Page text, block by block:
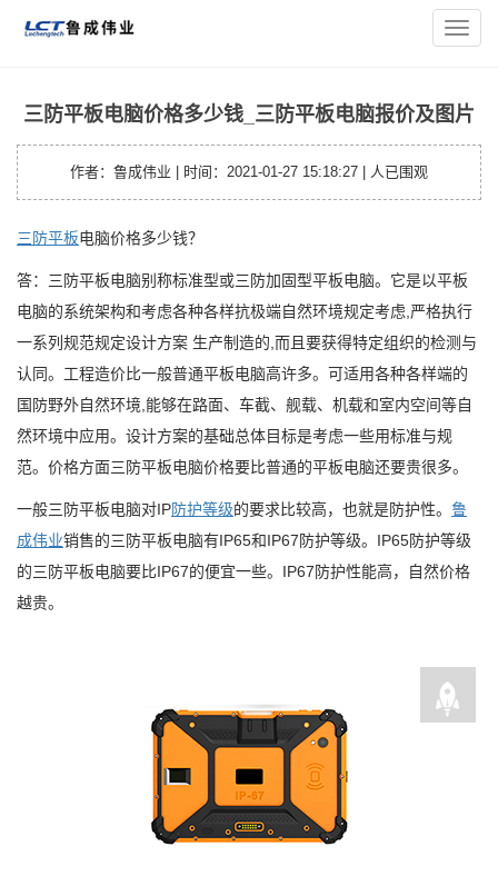
导
航
您的位置：主页
> 三防平板电脑价格多少钱_三防平
三防平板电脑价格多少钱_三防平板电脑报价及图片
作者：鲁成伟业 | 时间：2021-01-27 15:18:27 | 人已围观
三防平板电脑价格多少钱？
答：三防平板电脑别称标准型或三防加固型平板电脑。它是以平板
电脑的系统架构和考虑各种各样抗极端自然环境规定考虑,严格执行
一系列规范规定设计方案 生产制造的,而且要获得特定组织的检测与
认同。工程造价比一般普通平板电脑高许多。可适用各种各样端的
国防野外自然环境,能够在路面、车截、舰载、机载和室内空间等自
然环境中应用。设计方案的基础总体目标是考虑一些用标准与规
范。价格方面三防平板电脑价格要比普通的平板电脑还要贵很多。
一般三防平板电脑对IP防护等级的要求比较高，也就是防护性。 鲁
成伟业销售的三防平板电脑有IP65和IP67防护等级。IP65防护等级
的三防平板电脑要比IP67的便宜一些。IP67防护性能高，自然价格
越贵。